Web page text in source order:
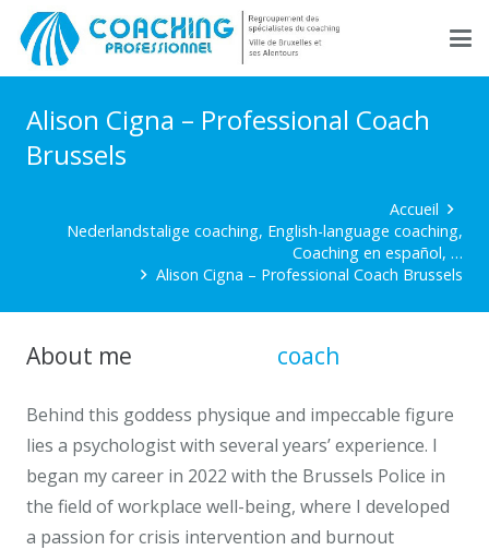
Alison Cigna – Professional Coach
Brussels
Accueil
Nederlandstalige coaching, English-language coaching,
Coaching en español, …
Alison Cigna – Professional Coach Brussels
About me coach
Behind this goddess physique and impeccable figure
lies a psychologist with several years’ experience. I
began my career in 2022 with the Brussels Police in
the field of workplace well-being, where I developed
a passion for crisis intervention and burnout